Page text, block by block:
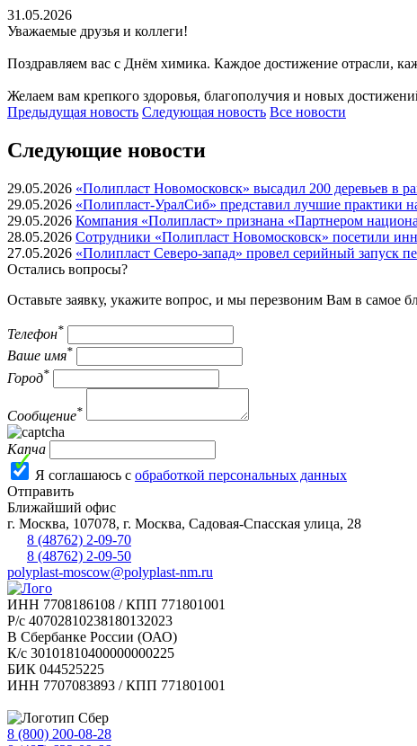
31.05.2026
Уважаемые друзья и коллеги!
Поздравляем вас с Днём химика. Каждое достижение отрасли,
Желаем вам крепкого здоровья, благополучия и новых
Предыдущая новость Следующая новость Все новости
Следующие новости
29.05.2026 «Полипласт Новомосковск» высадил 200 деревьев в
29.05.2026 «Полипласт-УралСиб» представил лучшие практики
29.05.2026 Компания «Полипласт» признана «Партнером
28.05.2026 Сотрудники «Полипласт Новомосковск» посетили
27.05.2026 «Полипласт Северо-запад» провел серийный запуск
Остались вопросы?
Оставьте заявку, укажите вопрос, и мы перезвоним Вам в самое
Телефон*
Ваше имя*
Город*
Сообщение*
Капча
Я соглашаюсь с обработкой персональных данных
Отправить
Ближайший офис
г. Москва, 107078, г. Москва, Садовая-Спасская улица, 28
8 (48762) 2-09-70
8 (48762) 2-09-50
polyplast-moscow@polyplast-nm.ru
ИНН 7708186108 / КПП 771801001
Р/с 40702810238180132023
В Сбербанке России (ОАО)
К/с 30101810400000000225
БИК 044525225
ИНН 7707083893 / КПП 771801001
8 (800) 200-08-28